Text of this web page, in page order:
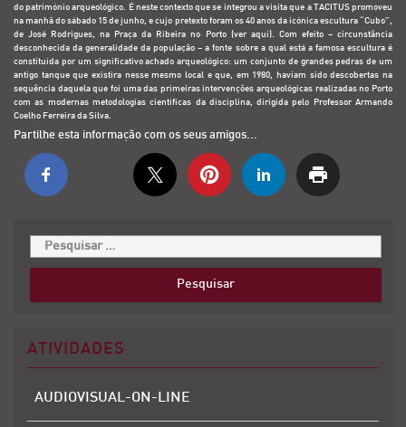
do património arqueológico. É neste contexto que se integrou a visita que a TACITUS promoveu
na manhã do sábado 15 de junho, e cujo pretexto foram os 40 anos da icónica escultura “Cubo”,
de José Rodrigues, na Praça da Ribeira no Porto ( ver aqui ). Com efeito – circunstância
desconhecida da generalidade da população – a fonte sobre a qual está a famosa escultura é
constituída por um significativo achado arqueológico: um conjunto de grandes pedras de um
antigo tanque que existira nesse mesmo local e que, em 1980, haviam sido descobertas na
sequência daquela que foi uma das primeiras intervenções arqueológicas realizadas no Porto
com as modernas metodologías científicas da disciplina, dirigida pelo Professor Armando
Coelho Ferreira da Silva.
Partilhe esta informação com os seus amigos...
ATIVIDADES
AUDIOVISUAL-ON-LINE